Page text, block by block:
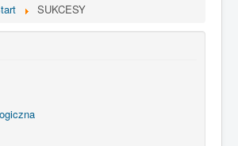
SUKCESY